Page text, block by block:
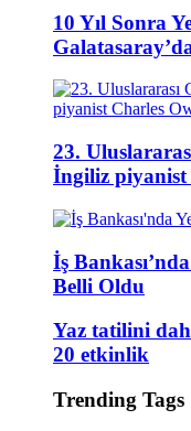
10 Yıl Sonra
23.
İngiliz piyanist
İş
Belli Oldu
Yaz tatilini
20 etkinlik
Trending Tags